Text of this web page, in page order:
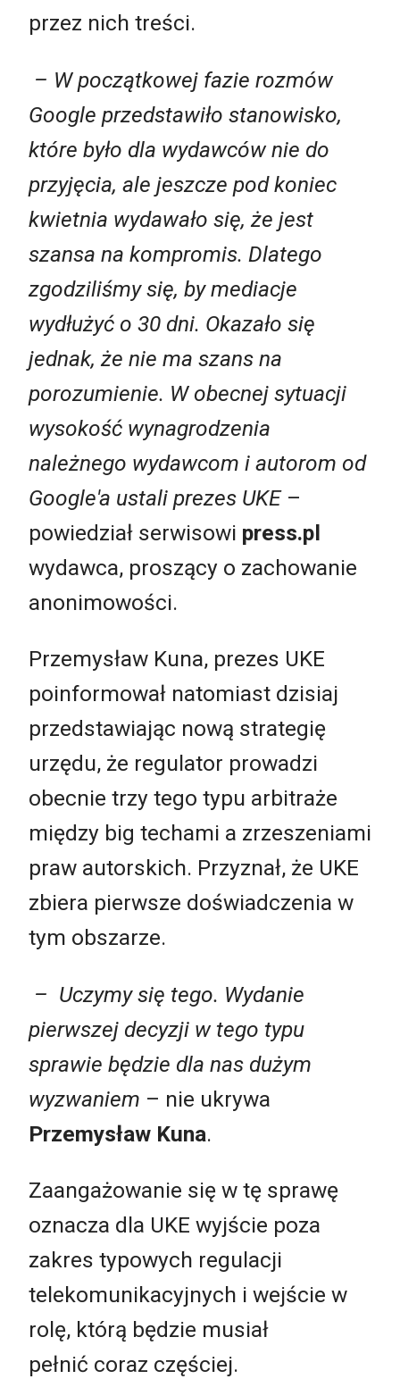
przez nich treści.
– W początkowej fazie rozmów
Google przedstawiło stanowisko,
które było dla wydawców nie do
przyjęcia, ale jeszcze pod koniec
kwietnia wydawało się, że jest
szansa na kompromis. Dlatego
zgodziliśmy się, by mediacje
wydłużyć o 30 dni. Okazało się
jednak, że nie ma szans na
porozumienie. W obecnej sytuacji
wysokość wynagrodzenia
należnego wydawcom i autorom od
Google'a ustali prezes UKE–
powiedział serwisowi press.pl
wydawca, proszący o zachowanie
anonimowości.
Przemysław Kuna, prezes UKE
poinformował natomiast dzisiaj
przedstawiając nową strategię
urzędu, że regulator prowadzi
obecnie trzy tego typu arbitraże
między big techami a zrzeszeniami
praw autorskich. Przyznał, że UKE
zbiera pierwsze doświadczenia w
tym obszarze.
– Uczymy się tego. Wydanie
pierwszej decyzji w tego typu
sprawie będzie dla nas dużym
wyzwaniem – nie ukrywa
Przemysław Kuna.
Zaangażowanie się w tę sprawę
oznacza dla UKE wyjście poza
zakres typowych regulacji
telekomunikacyjnych i wejście w
rolę, którą będzie musiał
pełnić coraz częściej.